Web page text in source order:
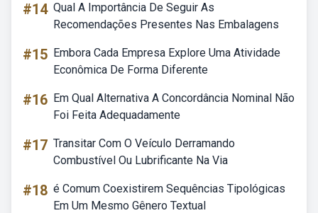
#14 Qual A Importância De Seguir As
Recomendações Presentes Nas Embalagens
#15 Embora Cada Empresa Explore Uma Atividade
Econômica De Forma Diferente
#16 Em Qual Alternativa A Concordância Nominal Não
Foi Feita Adequadamente
#17 Transitar Com O Veículo Derramando
Combustível Ou Lubrificante Na Via
#18 é Comum Coexistirem Sequências Tipológicas
Em Um Mesmo Gênero Textual